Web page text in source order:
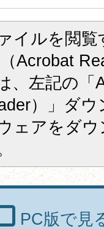
イルを閲
Acrobat
、左記の「
）」ダ
ェアをダ
PC版で見